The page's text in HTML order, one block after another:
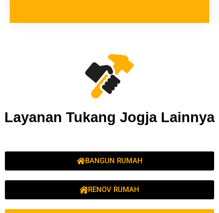
Layanan Tukang Jogja Lainnya
BANGUN RUMAH
RENOV RUMAH